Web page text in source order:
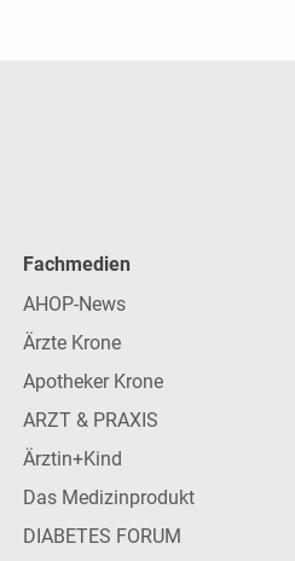
Fachmedien
AHOP-News
Ärzte Krone
Apotheker Krone
ARZT & PRAXIS
Ärztin+Kind
Das Medizinprodukt
DIABETES FORUM